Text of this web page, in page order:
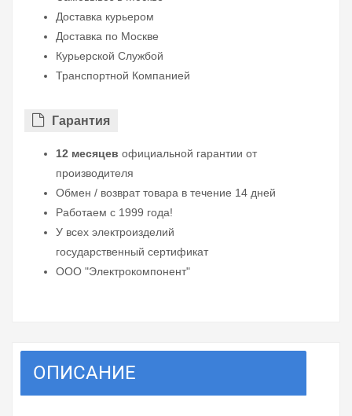
Доставка курьером
Доставка по Москве
Курьерской Службой
Транспортной Компанией
Гарантия
12 месяцев официальной гарантии от
производителя
Обмен / возврат товара в течение 14 дней
Работаем с 1999 года!
У всех электроизделий
государственный сертификат
ООО "Электрокомпонент"
ОПИСАНИЕ